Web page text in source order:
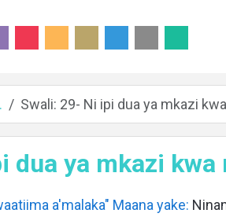
Swali: 29- Ni ipi dua ya mkazi
dua ya mkazi kwa
a'malaka" Maana yake: